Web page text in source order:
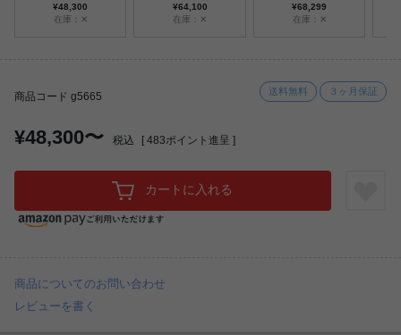
¥48,300
在庫：✕
¥64,100
在庫：✕
¥68,299
在庫：✕
商品コード g5665 送料無料 ３ヶ月保証
¥48,300〜 税込 [ 483ポイント進呈 ]
カートに入れる
商品についてのお問い合わせ
レビューを書く